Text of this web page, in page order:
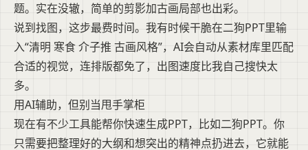
题。实在没辙，简单的剪影加古画局部也出彩。
说到找图，这步最费时间。我有时候干脆在二狗PPT里输
入“清明 寒食 介子推 古画风格”，AI会自动从素材库里匹配
合适的视觉，连排版都免了，出图速度比我自己搜快太
多。
用AI辅助，但别当甩手掌柜
现在有不少工具能帮你快速生成PPT，比如二狗PPT。你
只需要把整理好的大纲和想突出的精神点扔进去，它就能